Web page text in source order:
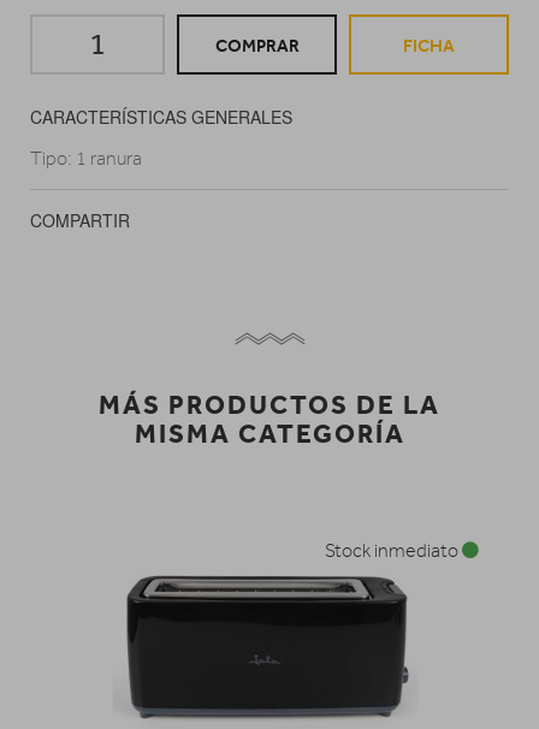
COMPRAR FICHA
CARACTERÍSTICAS GENERALES
Tipo: 1 ranura
COMPARTIR
MÁS PRODUCTOS DE LA
MISMA CATEGORÍA
Stock inmediato